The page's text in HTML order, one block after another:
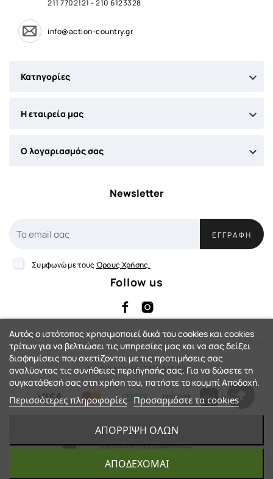
WACACO NANOPRESSO
ELEMENTS RED
211 7702121 -210 6123328
info@action-country.gr
Κατηγορίες 
Η εταιρεία μας 
Ο λογαριασμός σας 
Newsletter
ΕΓΓΡΑΦΉ
Συμφωνώ με τους Όρους Χρήσης.
Follow us
Αρ. Γ.Ε.ΜΗ: 144735401000
Αυτός ο ιστότοπος χρησιμοποιεί δικά του cookies και cookies
τρίτων για να βελτιώσει τις υπηρεσίες μας και να σας δείξει
διαφημίσεις που σχετίζονται με τις προτιμήσεις σας
αναλύοντας τις συνήθειες περιήγησής σας. Για να δώσετε τη
συγκατάθεσή σας στη χρήση του, πατήστε το κουμπί Αποδοχή.
Περισσότερες πληροφορίες Προσαρμόστε τα cookies
ΑΠΌΡΡΙΨΗ ΌΛΩΝ
ΑΠΟΔΈΧΟΜΑΙ
© 2023 - Action-Country™. All Rights
Reserved.
eShop by Synergic Software